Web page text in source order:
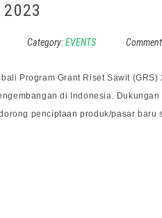
Category:EVENTS
Program Grant Riset Sawit
di Indonesia.
penciptaan produk/pasar baru